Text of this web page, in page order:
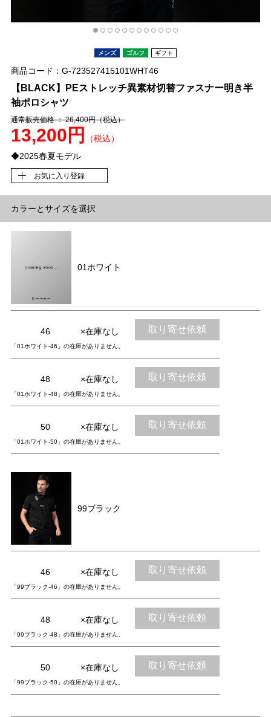
メンズ ゴルフ ギフト
商品コード：G-723527415101WHT46
【BLACK】PEストレッチ異素材切替ファスナー明き半
袖ポロシャツ
通常販売価格 ： 26,400円（税込）
13,200円
（税込）
◆2025春夏モデル
お気に入り登録
カラーとサイズを選択
01ホワイト
46 ×在庫なし 取り寄せ依頼
「01ホワイト-46」の在庫がありません。
48 ×在庫なし 取り寄せ依頼
「01ホワイト-48」の在庫がありません。
50 ×在庫なし 取り寄せ依頼
「01ホワイト-50」の在庫がありません。
99ブラック
46 ×在庫なし 取り寄せ依頼
「99ブラック-46」の在庫がありません。
48 ×在庫なし 取り寄せ依頼
「99ブラック-48」の在庫がありません。
50 ×在庫なし 取り寄せ依頼
「99ブラック-50」の在庫がありません。